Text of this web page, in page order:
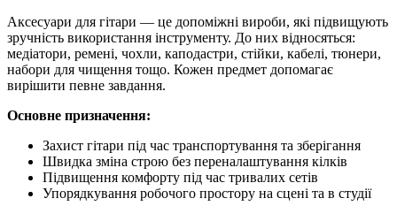
Аксесуари для гітари — це допоміжні вироби, які підвищують
зручність використання інструменту. До них відносяться:
медіатори, ремені, чохли, каподастри, стійки, кабелі, тюнери,
набори для чищення тощо. Кожен предмет допомагає
вирішити певне завдання.
Основне призначення:
Захист гітари під час транспортування та зберігання
Швидка зміна строю без переналаштування кілків
Підвищення комфорту під час тривалих сетів
Упорядкування робочого простору на сцені та в студії